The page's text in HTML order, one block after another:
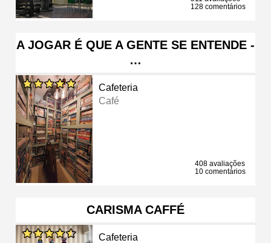
128 comentários
A JOGAR É QUE A GENTE SE ENTENDE -
…
Cafeteria
Café
408 avaliações
10 comentários
CARISMA CAFFÉ
Cafeteria